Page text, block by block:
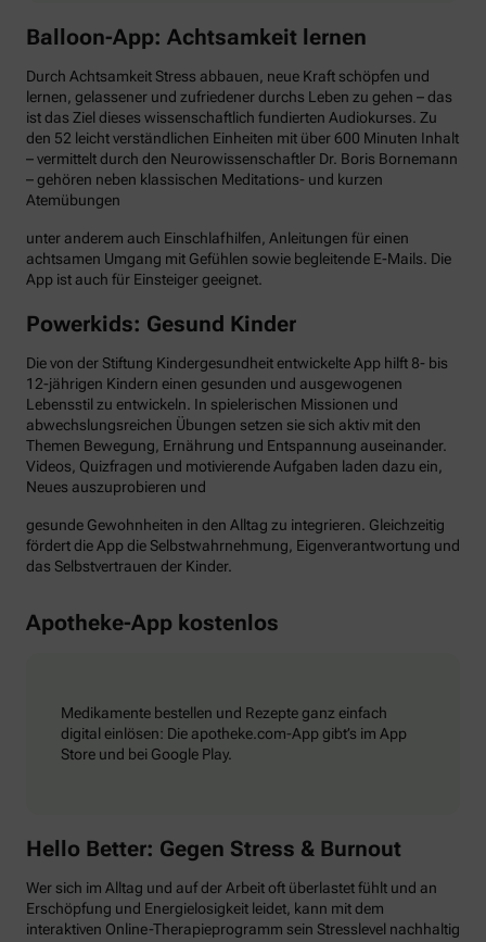
Balloon-App: Achtsamkeit lernen
Durch Achtsamkeit Stress abbauen, neue Kraft schöpfen und
lernen, gelassener und zufriedener durchs Leben zu gehen – das
ist das Ziel dieses wissenschaftlich fundierten Audiokurses. Zu
den 52 leicht verständlichen Einheiten mit über 600 Minuten Inhalt
– vermittelt durch den Neurowissenschaftler Dr. Boris Bornemann
– gehören neben klassischen Meditations- und kurzen
Atemübungen
unter anderem auch Einschlafhilfen, Anleitungen für einen
achtsamen Umgang mit Gefühlen sowie begleitende E-Mails. Die
App ist auch für Einsteiger geeignet.
Powerkids: Gesund Kinder
Die von der Stiftung Kindergesundheit entwickelte App hilft 8- bis
12-jährigen Kindern einen gesunden und ausgewogenen
Lebensstil zu entwickeln. In spielerischen Missionen und
abwechslungsreichen Übungen setzen sie sich aktiv mit den
Themen Bewegung, Ernährung und Entspannung auseinander.
Videos, Quizfragen und motivierende Aufgaben laden dazu ein,
Neues auszuprobieren und
gesunde Gewohnheiten in den Alltag zu integrieren. Gleichzeitig
fördert die App die Selbstwahrnehmung, Eigenverantwortung und
das Selbstvertrauen der Kinder.
Apotheke-App kostenlos
Medikamente bestellen und Rezepte ganz einfach
digital einlösen: Die apotheke.com-App gibt’s im App
Store und bei Google Play.
Hello Better: Gegen Stress & Burnout
Wer sich im Alltag und auf der Arbeit oft überlastet fühlt und an
Erschöpfung und Energielosigkeit leidet, kann mit dem
interaktiven Online-Therapieprogramm sein Stresslevel nachhaltig